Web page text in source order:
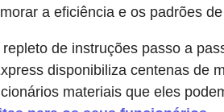
a eficiência e os padrões
de instruções passo a
disponibiliza centenas de
materiais que eles